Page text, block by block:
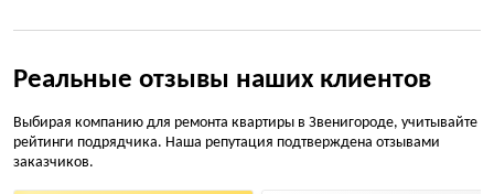
Реальные отзывы наших клиентов
Выбирая компанию для ремонта квартиры в Звенигороде, учитывайте
рейтинги подрядчика. Наша репутация подтверждена отзывами
заказчиков.